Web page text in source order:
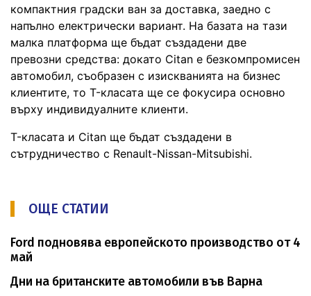
компактния градски ван за доставка, заедно с
напълно електрически вариант. На базата на тази
малка платформа ще бъдат създадени две
превозни средства: докато Citan е безкомпромисен
автомобил, съобразен с изискванията на бизнес
клиентите, то T-класата ще се фокусира основно
върху индивидуалните клиенти.
T-класата и Citan ще бъдат създадени в
сътрудничество с Renault-Nissan-Mitsubishi.
ОЩЕ СТАТИИ
Ford подновява европейското производство от 4
май
Дни на британските автомобили във Варна